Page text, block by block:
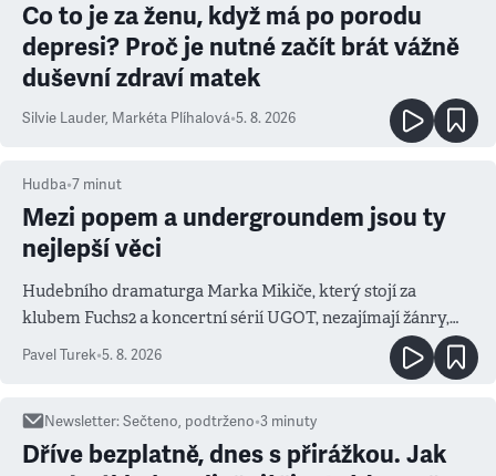
Co to je za ženu, když má po porodu
depresi? Proč je nutné začít brát vážně
duševní zdraví matek
Silvie Lauder, Markéta Plíhalová•5. 8. 2026
Hudba•7 minut
Mezi popem a undergroundem jsou ty
nejlepší věci
Hudebního dramaturga Marka Mikiče, který stojí za
klubem Fuchs2 a koncertní sérií UGOT, nezajímají žánry,
ale atmosféra
Pavel Turek•5. 8. 2026
Newsletter:Sečteno, podtrženo•3 minuty
Dříve bezplatně, dnes s přirážkou. Jak